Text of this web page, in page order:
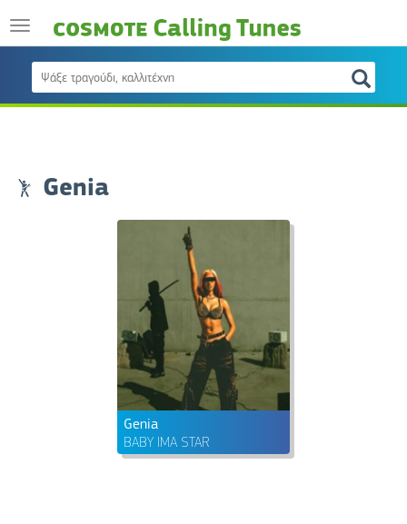
Genia
Genia
BABY IMA STAR